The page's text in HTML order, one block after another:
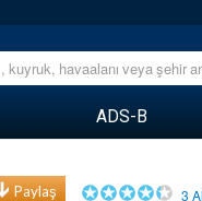
ADS-B
Paylaş 3